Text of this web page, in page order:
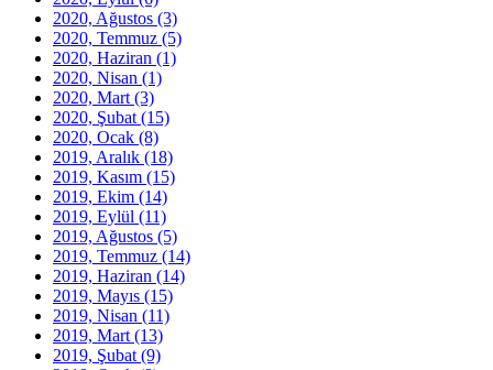
2020, Ağustos (3)
2020, Temmuz (5)
2020, Haziran (1)
2020, Nisan (1)
2020, Mart (3)
2020, Şubat (15)
2020, Ocak (8)
2019, Aralık (18)
2019, Kasım (15)
2019, Ekim (14)
2019, Eylül (11)
2019, Ağustos (5)
2019, Temmuz (14)
2019, Haziran (14)
2019, Mayıs (15)
2019, Nisan (11)
2019, Mart (13)
2019, Şubat (9)